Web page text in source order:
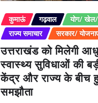
कुमाऊं गढ़वाल
योग/ खेल/
राज्य समाचार
सरकार/
उत्तराखंड को मिलेगी
स्वास्थ्य सुविधाओं की
केंद्र और राज्य के
समझौता